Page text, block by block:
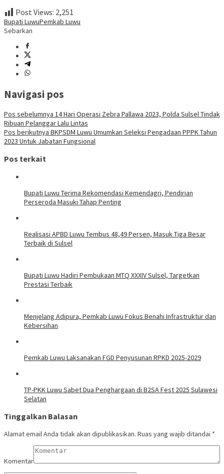
Post Views: 2,251
Bupati LuwuPemkab Luwu
Sebarkan
Navigasi pos
Pos sebelumnya 14 Hari Operasi Zebra Pallawa 2023, Polda Sulsel Tindak
Ribuan Pelanggar Lalu Lintas
Pos berikutnya BKPSDM Luwu Umumkan Seleksi Pengadaan PPPK Tahun
2023 Untuk Jabatan Fungsional
Pos terkait
Bupati Luwu Terima Rekomendasi Kemendagri, Pendirian
Perseroda Masuki Tahap Penting
Realisasi APBD Luwu Tembus 48,49 Persen, Masuk Tiga Besar
Terbaik di Sulsel
Bupati Luwu Hadiri Pembukaan MTQ XXXIV Sulsel, Targetkan
Prestasi Terbaik
Menjelang Adipura, Pemkab Luwu Fokus Benahi Infrastruktur dan
Kebersihan
Pemkab Luwu Laksanakan FGD Penyusunan RPKD 2025-2029
TP-PKK Luwu Sabet Dua Penghargaan di B2SA Fest 2025 Sulawesi
Selatan
Tinggalkan Balasan
Alamat email Anda tidak akan dipublikasikan. Ruas yang wajib ditandai *
Komentar